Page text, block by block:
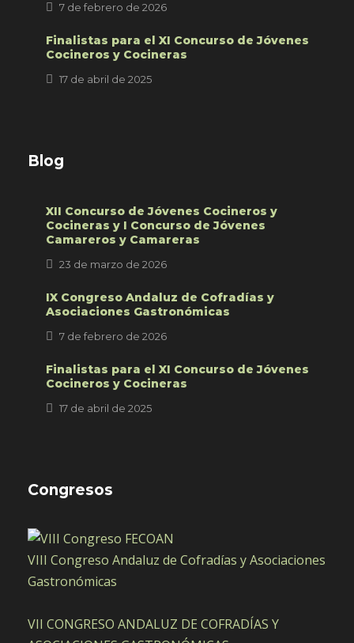
7 de febrero de 2026
Finalistas para el XI Concurso de Jóvenes
Cocineros y Cocineras
17 de abril de 2025
Blog
XII Concurso de Jóvenes Cocineros y
Cocineras y I Concurso de Jóvenes
Camareros y Camareras
23 de marzo de 2026
IX Congreso Andaluz de Cofradías y
Asociaciones Gastronómicas
7 de febrero de 2026
Finalistas para el XI Concurso de Jóvenes
Cocineros y Cocineras
17 de abril de 2025
Congresos
VIII Congreso Andaluz de Cofradías y Asociaciones
Gastronómicas
VII CONGRESO ANDALUZ DE COFRADÍAS Y